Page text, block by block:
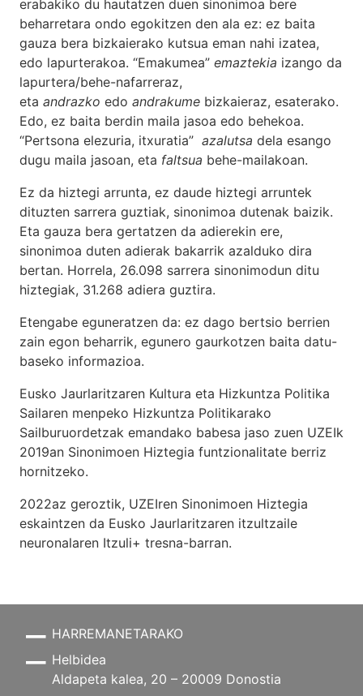
erabakiko du hautatzen duen sinonimoa bere
beharretara ondo egokitzen den ala ez: ez baita
gauza bera bizkaierako kutsua eman nahi izatea,
edo lapurterakoa. “Emakumea” emaztekia izango da
lapurtera/behe-nafarreraz,
eta andrazko edo andrakume bizkaieraz, esaterako.
Edo, ez baita berdin maila jasoa edo behekoa.
“Pertsona elezuria, itxuratia” azalutsa dela esango
dugu maila jasoan, eta faltsua behe-mailakoan.
Ez da hiztegi arrunta, ez daude hiztegi arruntek
dituzten sarrera guztiak, sinonimoa dutenak baizik.
Eta gauza bera gertatzen da adierekin ere,
sinonimoa duten adierak bakarrik azalduko dira
bertan. Horrela, 26.098 sarrera sinonimodun ditu
hiztegiak, 31.268 adiera guztira.
Etengabe eguneratzen da: ez dago bertsio berrien
zain egon beharrik, egunero gaurkotzen baita datu-
baseko informazioa.
Eusko Jaurlaritzaren Kultura eta Hizkuntza Politika
Sailaren menpeko Hizkuntza Politikarako
Sailburuordetzak emandako babesa jaso zuen UZEIk
2019an Sinonimoen Hiztegia funtzionalitate berriz
hornitzeko.
2022az geroztik, UZEIren Sinonimoen Hiztegia
eskaintzen da Eusko Jaurlaritzaren itzultzaile
neuronalaren Itzuli+ tresna-barran.
HARREMANETARAKO
Helbidea
Aldapeta kalea, 20 – 20009 Donostia